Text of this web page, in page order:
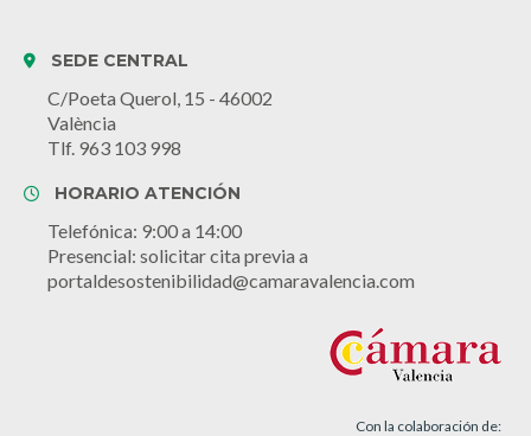
SEDE CENTRAL
C/Poeta Querol, 15 - 46002
València
Tlf. 963 103 998
HORARIO ATENCIÓN
Telefónica: 9:00 a 14:00
Presencial: solicitar cita previa a
portaldesostenibilidad@camaravalencia.com
Con la colaboración de: